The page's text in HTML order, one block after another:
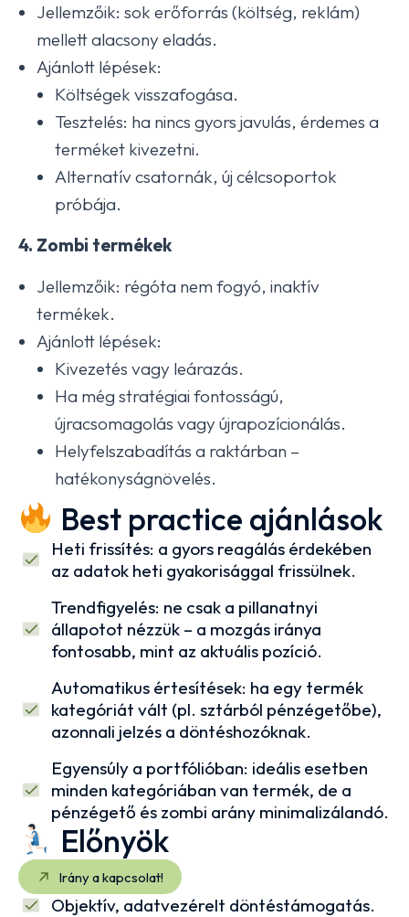
Jellemzőik: sok erőforrás (költség, reklám)
mellett alacsony eladás.
Ajánlott lépések:
Költségek visszafogása.
Tesztelés: ha nincs gyors javulás, érdemes a
terméket kivezetni.
Alternatív csatornák, új célcsoportok
próbája.
4. Zombi termékek
Jellemzőik: régóta nem fogyó, inaktív
termékek.
Ajánlott lépések:
Kivezetés vagy leárazás.
Ha még stratégiai fontosságú,
újracsomagolás vagy újrapozícionálás.
Helyfelszabadítás a raktárban –
hatékonyságnövelés.
Best practice ajánlások
Heti frissítés: a gyors reagálás érdekében
az adatok heti gyakorisággal frissülnek.
Trendfigyelés: ne csak a pillanatnyi
állapotot nézzük – a mozgás iránya
fontosabb, mint az aktuális pozíció.
Automatikus értesítések: ha egy termék
kategóriát vált (pl. sztárból pénzégetőbe),
azonnali jelzés a döntéshozóknak.
Egyensúly a portfólióban: ideális esetben
minden kategóriában van termék, de a
pénzégető és zombi arány minimalizálandó.
Előnyök
Irány a kapcsolat!
Objektív, adatvezérelt döntéstámogatás.